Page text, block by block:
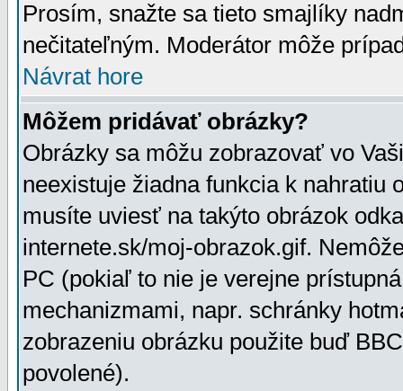
Prosím, snažte sa tieto smajlíky
nečitateľným. Moderátor môže
Návrat hore
Môžem pridávať obrázky?
Obrázky sa môžu zobrazovať vo
neexistuje žiadna funkcia k nahratiu
musíte uviesť na takýto obrázok
internete.sk/moj-obrazok.gif.
PC (pokiaľ to nie je verejne
mechanizmami, napr. schránky
zobrazeniu obrázku použite buď
povolené).